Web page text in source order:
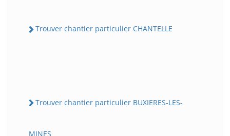
Trouver chantier particulier CHANTELLE
Trouver chantier particulier BUXIERES-LES-
MINES